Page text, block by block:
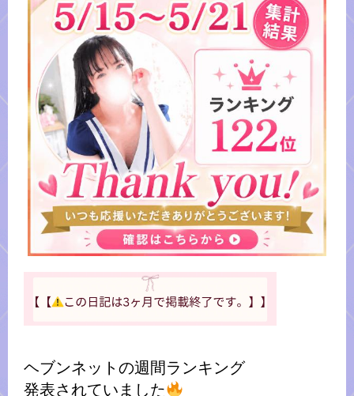
ヘブンネットの週間ランキング
発表されていました